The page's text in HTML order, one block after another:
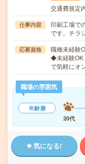
交通費規定
仕事内容
印刷工場で
です。チラ
応募資格
職種未経験
◆未経験OK
で気軽にオ
職場の雰囲気
年齢層
20代
気になる!